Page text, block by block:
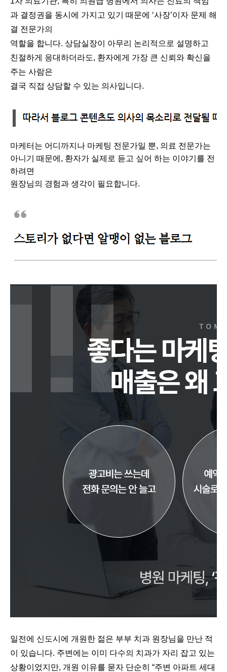
과 결정권을 동시에 가지고 있기 때문에 ‘사장’이자 문제 해
결 전문가의
역할을 합니다. 상담실장이 아무리 논리적으로 설명하고
친절하게 응대하더라도, 환자에게 가장 큰 신뢰와 확신을
주는 사람은
결국 직접 상담할 수 있는 의사입니다.
마케터는 어디까지나 마케팅 전문가일 뿐, 의료 전문가는
아니기 때문에, 환자가 실제로 듣고 싶어 하는 이야기를 전
하려면
원장님의 경험과 생각이 필요합니다.
일전에 신도시에 개원한 젊은 부부 치과 원장님을 만난 적
이 있습니다. 주변에는 이미 다수의 치과가 자리 잡고 있는
상황이었지만, 개원 이유를 묻자 단순히 “주변 아파트 세대